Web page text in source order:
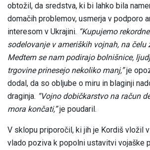
obtožil, da sredstva, ki bi lahko bila
domačih problemov, usmerja v podporo
interesom v Ukrajini. “Kupujemo
sodelovanje v ameriških vojnah, na čelu
Medtem se nam podirajo bolnišnice,
trgovine prinesejo nekoliko manj,”je
dodal, da so obljube o miru in blaginji
draginja. “Vojno dobičkarstvo na račun
mora končati,”je poudaril.
V sklopu priporočil, ki jih je Kordiš vložil
vlado poziva k popolni ustavitvi vojaške